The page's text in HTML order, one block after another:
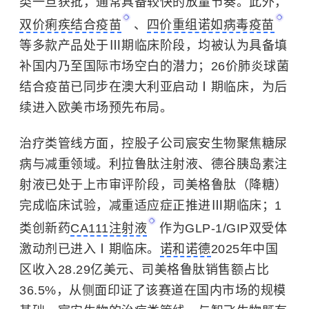
双价痢疾结合疫苗
、
四价重组诺如病毒疫苗
等多款产品处于Ⅲ期临床阶段，均被认为具备填
补国内乃至国际市场空白的潜力；26价肺炎球菌
结合疫苗已同步在澳大利亚启动Ⅰ期临床，为后
续进入欧美市场预先布局。
治疗类管线方面，控股子公司宸安生物聚焦糖尿
病与减重领域。利拉鲁肽注射液、德谷胰岛素注
射液已处于上市审评阶段，司美格鲁肽（降糖）
完成临床试验，减重适应症正推进Ⅲ期临床；1
类创新药CA111注射液
作为GLP-1/GIP双受体
激动剂已进入Ⅰ期临床。 诺和诺德2025年中国
区收入28.29亿美元、司美格鲁肽销售额占比
36.5%，从侧面印证了该赛道在国内市场的规模